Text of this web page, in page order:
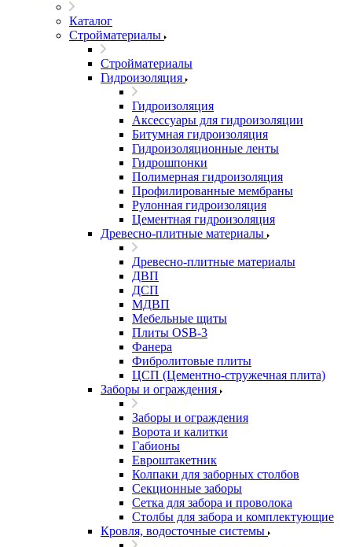
Каталог
Стройматериалы
Стройматериалы
Гидроизоляция
Гидроизоляция
Аксессуары для гидроизоляции
Битумная гидроизоляция
Гидроизоляционные ленты
Гидрошпонки
Полимерная гидроизоляция
Профилированные мембраны
Рулонная гидроизоляция
Цементная гидроизоляция
Древесно-плитные материалы
Древесно-плитные материалы
ДВП
ДСП
МДВП
Мебельные щиты
Плиты OSB-3
Фанера
Фибролитовые плиты
ЦСП (Цементно-стружечная плита)
Заборы и ограждения
Заборы и ограждения
Ворота и калитки
Габионы
Евроштакетник
Колпаки для заборных столбов
Секционные заборы
Сетка для забора и проволока
Столбы для забора и комплектующие
Кровля, водосточные системы